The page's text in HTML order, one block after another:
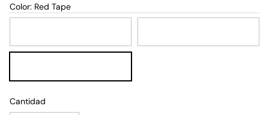
Color: Red Tape
Cantidad